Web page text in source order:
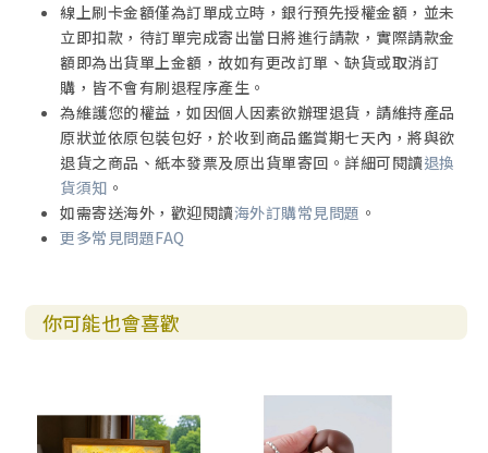
線上刷卡金額僅為訂單成立時，銀行預先授權金額，並未
立即扣款，待訂單完成寄出當日將進行請款，實際請款金
額即為出貨單上金額，故如有更改訂單、缺貨或取消訂
購，皆不會有刷退程序產生。
為維護您的權益，如因個人因素欲辦理退貨，請維持產品
原狀並依原包裝包好，於收到商品鑑賞期七天內，將與欲
退貨之商品、紙本發票及原出貨單寄回。詳細可閱讀退換
貨須知 。
如需寄送海外，歡迎閱讀海外訂購常見問題 。
更多常見問題FAQ
你可能也會喜歡